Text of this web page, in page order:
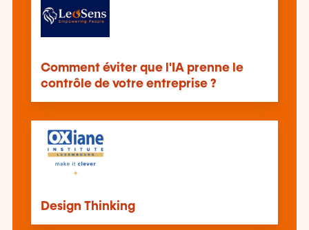
Comment éviter que l'IA prenne le
contrôle de votre entreprise ?
Design Thinking